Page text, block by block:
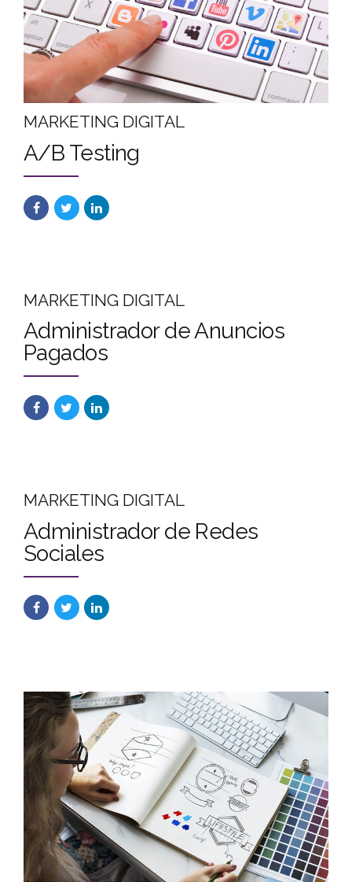
MARKETING DIGITAL
A/B Testing
MARKETING DIGITAL
Administrador de Anuncios
Pagados
MARKETING DIGITAL
Administrador de Redes
Sociales